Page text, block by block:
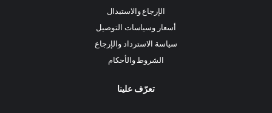
الإرجاع والاستبدال
أسعار وسياسات التوصيل
سياسة الاسترداد والإرجاع
الشروط والأحكام
تعرّف علينا